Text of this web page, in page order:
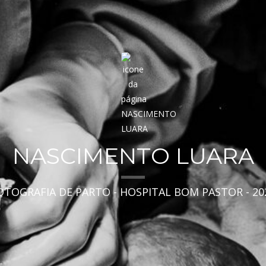
NASCIMENTO LUARA
DE PARTO - HOSPITAL BOM PASTOR -